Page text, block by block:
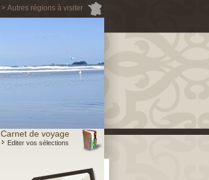
> Autres régions à visiter
Carnet de voyage
Editer vos sélections